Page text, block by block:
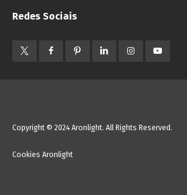
Redes Sociais
Copyright © 2024 Aronlight. All Rights Reserved.
Cookies Aronlight